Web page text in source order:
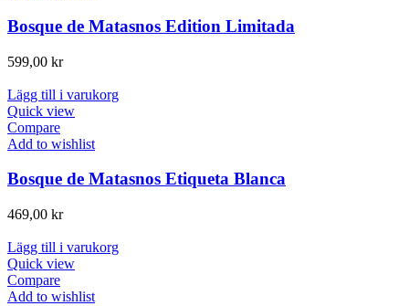
Bosque de Matasnos Edition Limitada
599,00 kr
Lägg till i varukorg
Quick view
Compare
Add to wishlist
Bosque de Matasnos Etiqueta Blanca
469,00 kr
Lägg till i varukorg
Quick view
Compare
Add to wishlist